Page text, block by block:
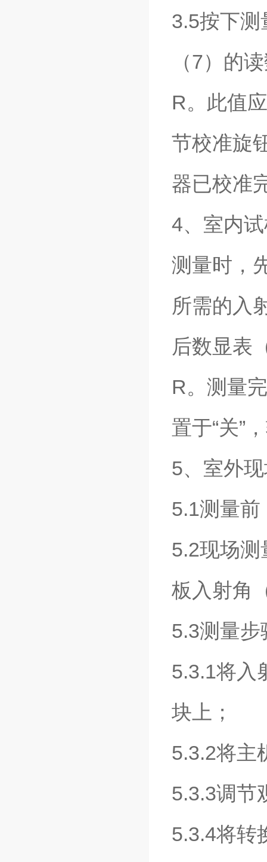
3.5按下
（7）的
R。此值
节校准旋
器已校准
4、室内
测量时，
所需的入
后数显表
R。测量
置于“关”
5、室外
5.1测量
5.2现场
板入射角
5.3测量步
5.3.1将入
块上；
5.3.2将主
5.3.3调节
5.3.4将转